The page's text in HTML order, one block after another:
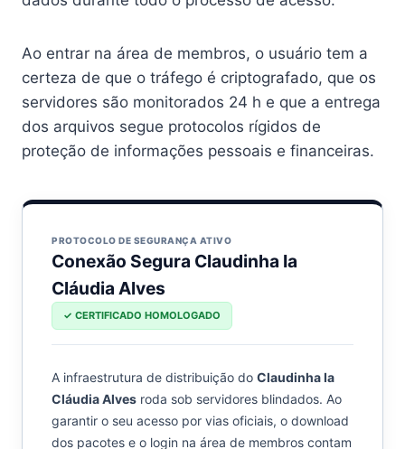
Ao entrar na área de membros, o usuário tem a
certeza de que o tráfego é criptografado, que os
servidores são monitorados 24 h e que a entrega
dos arquivos segue protocolos rígidos de
proteção de informações pessoais e financeiras.
PROTOCOLO DE SEGURANÇA ATIVO
Conexão Segura Claudinha Ia
Cláudia Alves
✓ CERTIFICADO HOMOLOGADO
A infraestrutura de distribuição do Claudinha Ia
Cláudia Alves roda sob servidores blindados. Ao
garantir o seu acesso por vias oficiais, o download
dos pacotes e o login na área de membros contam